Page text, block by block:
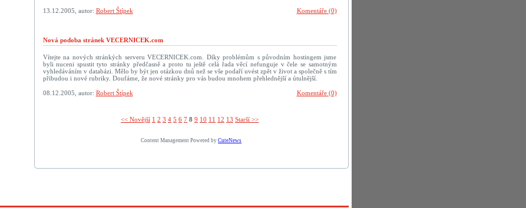
Komentáře (0)
13.12.2005, autor: Robert Štípek
Nová podoba stránek VECERNICEK.com
Vítejte na nových stránkých serveru VECERNICEK.com. Díky problémům s původním hostingem jsme
byli nuceni spustit tyto stránky předčasně a proto tu ještě celá řada věcí nefunguje v čele se samotným
vyhledáváním v databázi. Mělo by být jen otázkou dnů než se vše podaří uvést zpět v život a společně s tím
přibudou i nové rubriky. Doufáme, že nové stránky pro vás budou mnohem přehlednější a útulnější.
Komentáře (0)
08.12.2005, autor: Robert Štípek
<< Novější­ 1 2 3 4 5 6 7 8 9 10 11 12 13 Starší >>
Content Management Powered by CuteNews